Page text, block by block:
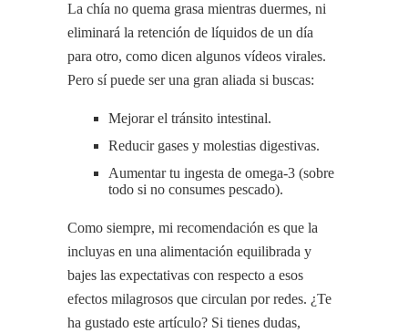
La chía no quema grasa mientras duermes, ni
eliminará la retención de líquidos de un día
para otro, como dicen algunos vídeos virales.
Pero sí puede ser una gran aliada si buscas:
Mejorar el tránsito intestinal.
Reducir gases y molestias digestivas.
Aumentar tu ingesta de omega-3 (sobre
todo si no consumes pescado).
Como siempre, mi recomendación es que la
incluyas en una alimentación equilibrada y
bajes las expectativas con respecto a esos
efectos milagrosos que circulan por redes. ¿Te
ha gustado este artículo? Si tienes dudas,